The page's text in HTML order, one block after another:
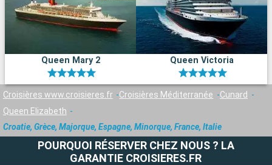
Queen Mary 2 Queen Victoria
Croisières www.croisieres.fr Croisières Méditerranée
Cunard
Queen Elizabeth
Croatie, Grèce, Majorque, Espagne, Minorque, France, Italie
POURQUOI RÉSERVER CHEZ NOUS ? LA
GARANTIE CROISIERES.FR